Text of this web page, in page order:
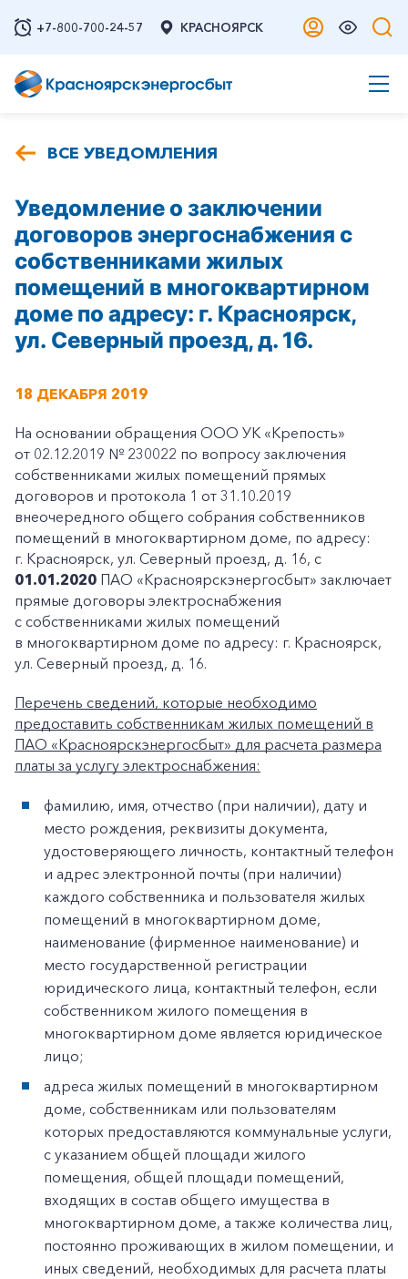
+7-800-700-24-57 КРАСНОЯРСК
ВСЕ УВЕДОМЛЕНИЯ
Уведомление о заключении
договоров энергоснабжения с
собственниками жилых
помещений в многоквартирном
доме по адресу: г. Красноярск,
ул. Северный проезд, д. 16.
18 ДЕКАБРЯ 2019
На основании обращения ООО УК «Крепость»
от 02.12.2019 № 230022 по вопросу заключения
собственниками жилых помещений прямых
договоров и протокола 1 от 31.10.2019
внеочередного общего собрания собственников
помещений в многоквартирном доме, по адресу:
г. Красноярск, ул. Северный проезд, д. 16, с
01.01.2020 ПАО «Красноярскэнергосбыт» заключает
прямые договоры электроснабжения
с собственниками жилых помещений
в многоквартирном доме по адресу: г. Красноярск,
ул. Северный проезд, д. 16.
Перечень сведений, которые необходимо
предоставить собственникам жилых помещений в
ПАО «Красноярскэнергосбыт» для расчета размера
платы за услугу электроснабжения:
фамилию, имя, отчество (при наличии), дату и
место рождения, реквизиты документа,
удостоверяющего личность, контактный телефон
и адрес электронной почты (при наличии)
каждого собственника и пользователя жилых
помещений в многоквартирном доме,
наименование (фирменное наименование) и
место государственной регистрации
юридического лица, контактный телефон, если
собственником жилого помещения в
многоквартирном доме является юридическое
лицо;
адреса жилых помещений в многоквартирном
доме, собственникам или пользователям
которых предоставляются коммунальные услуги,
с указанием общей площади жилого
помещения, общей площади помещений,
входящих в состав общего имущества в
многоквартирном доме, а также количества лиц,
постоянно проживающих в жилом помещении, и
иных сведений, необходимых для расчета платы